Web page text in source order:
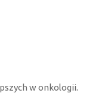
w onkologii.